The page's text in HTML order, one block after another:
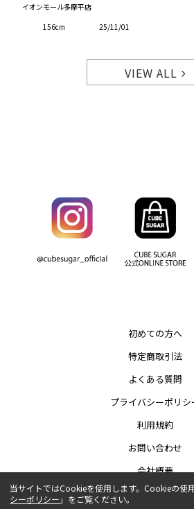
イオンモール多摩平店
156cm
25/11/01
VIEW ALL
初めての方へ
特定商取引法
よくある質問
プライバシーポリシ
利用規約
お問い合わせ
会社概要
当サイトではCookieを使用します。Cookieの使
シーポリシー 」をご覧ください。